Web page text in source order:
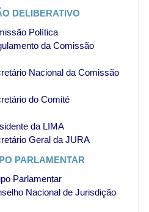
DELIBERATIVO
Política
da Comissão
Nacional da Comissão
do Comité
da LIMA
Geral da JURA
PARLAMENTAR
Parlamentar
Nacional de Jurisdição